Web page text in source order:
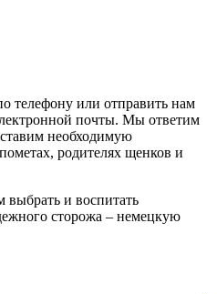
телефону или отправить нам
почты. Мы ответим
необходимую
родителях щенков и
и воспитать
сторожа – немецкую